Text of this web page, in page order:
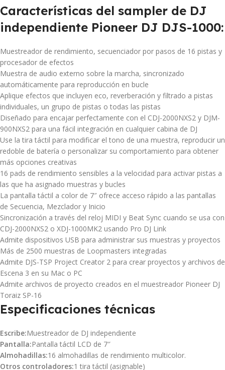
Características del sampler de DJ
independiente Pioneer DJ DJS-1000:
Muestreador de rendimiento, secuenciador por pasos de 16 pistas y
procesador de efectos
Muestra de audio externo sobre la marcha, sincronizado
automáticamente para reproducción en bucle
Aplique efectos que incluyen eco, reverberación y filtrado a pistas
individuales, un grupo de pistas o todas las pistas
Diseñado para encajar perfectamente con el CDJ-2000NXS2 y DJM-
900NXS2 para una fácil integración en cualquier cabina de DJ
Use la tira táctil para modificar el tono de una muestra, reproducir un
redoble de batería o personalizar su comportamiento para obtener
más opciones creativas
16 pads de rendimiento sensibles a la velocidad para activar pistas a
las que ha asignado muestras y bucles
La pantalla táctil a color de 7″ ofrece acceso rápido a las pantallas
de Secuencia, Mezclador y Inicio
Sincronización a través del reloj MIDI y Beat Sync cuando se usa con
CDJ-2000NXS2 o XDJ-1000MK2 usando Pro DJ Link
Admite dispositivos USB para administrar sus muestras y proyectos
Más de 2500 muestras de Loopmasters integradas
Admite DJS-TSP Project Creator 2 para crear proyectos y archivos de
Escena 3 en su Mac o PC
Admite archivos de proyecto creados en el muestreador Pioneer DJ
Toraiz SP-16
Especificaciones técnicas
Escribe:Muestreador de DJ independiente
Pantalla:Pantalla táctil LCD de 7″
Almohadillas:16 almohadillas de rendimiento multicolor.
Otros controladores:1 tira táctil (asignable)